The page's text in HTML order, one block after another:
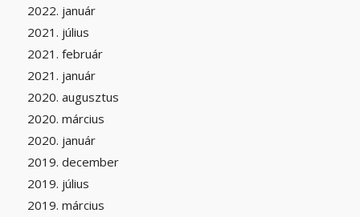
2022. január
2021. július
2021. február
2021. január
2020. augusztus
2020. március
2020. január
2019. december
2019. július
2019. március